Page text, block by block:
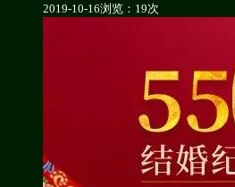
2019-10-16浏览：19次